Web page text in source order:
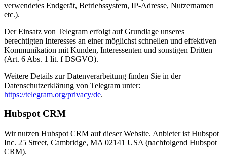
verwendetes Endgerät, Betriebssystem, IP-Adresse, Nutzernamen
etc.).
Der Einsatz von Telegram erfolgt auf Grundlage unseres
berechtigten Interesses an einer möglichst schnellen und effektiven
Kommunikation mit Kunden, Interessenten und sonstigen Dritten
(Art. 6 Abs. 1 lit. f DSGVO).
Weitere Details zur Datenverarbeitung finden Sie in der
Datenschutzerklärung von Telegram unter:
https://telegram.org/privacy/de.
Hubspot CRM
Wir nutzen Hubspot CRM auf dieser Website. Anbieter ist Hubspot
Inc. 25 Street, Cambridge, MA 02141 USA (nachfolgend Hubspot
CRM).